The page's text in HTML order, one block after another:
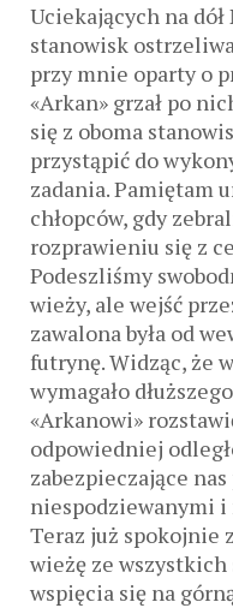
Uciekających na
stanowisk
przy mnie oparty o
«Arkan» grzał po
się z oboma
przystąpić do
zadania. Pamiętam
chłopców, gdy
rozprawieniu się z
Podeszliśmy
wieży, ale wejść
zawalona była od
futrynę. Widząc, że
wymagało
«Arkanowi»
odpowiedniej
zabezpieczające
niespodziewanymi i
Teraz już spokojnie
wieżę ze
wspięcia się na